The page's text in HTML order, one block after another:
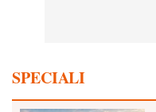
SPECIALI